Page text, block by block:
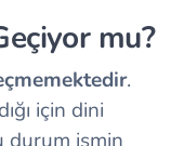
mu?
.
için dini
durum ismin